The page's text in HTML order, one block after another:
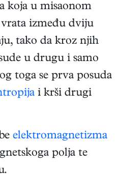
koja u misaonom
između dviju
tako da kroz njih
u drugu i samo
toga se prva posuda
i krši drugi
elektromagnetizma
polja te